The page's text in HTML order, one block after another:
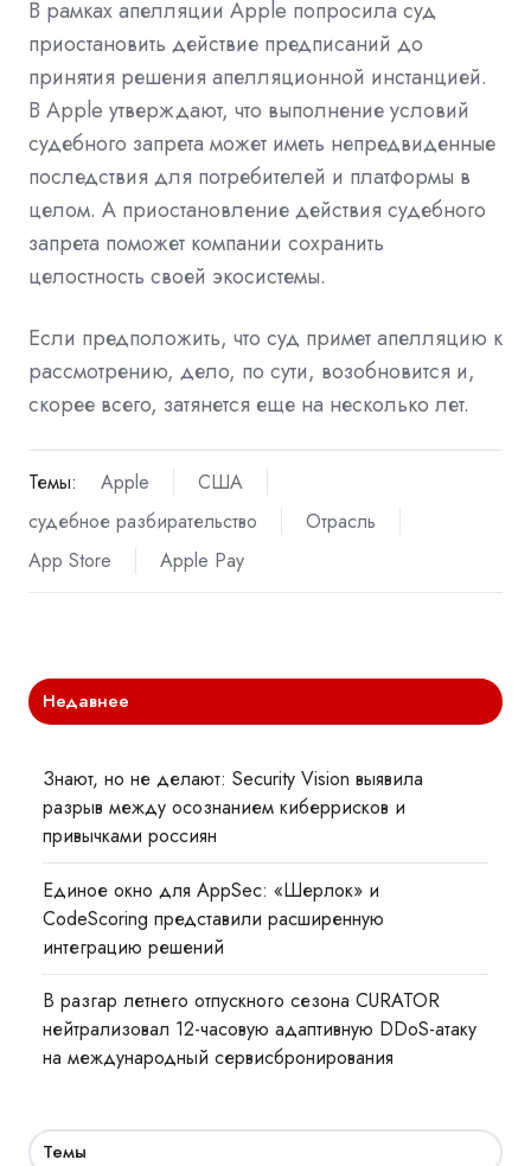
В рамках апелляции Apple попросила суд
приостановить действие предписаний до
принятия решения апелляционной инстанцией.
В Apple утверждают, что выполнение условий
судебного запрета может иметь непредвиденные
последствия для потребителей и платформы в
целом. А приостановление действия судебного
запрета поможет компании сохранить
целостность своей экосистемы.
Если предположить, что суд примет апелляцию к
рассмотрению, дело, по сути, возобновится и,
скорее всего, затянется еще на несколько лет.
Темы: Apple
США
судебное разбирательство
Отрасль
App Store
Apple Pay
Недавнее
Знают, но не делают: Security Vision выявила
разрыв между осознанием киберрисков и
привычками россиян
Единое окно для AppSec: «Шерлок» и
CodeScoring представили расширенную
интеграцию решений
В разгар летнего отпускного сезона CURATOR
нейтрализовал 12-часовую адаптивную DDoS-атаку
на международный сервисбронирования
Темы